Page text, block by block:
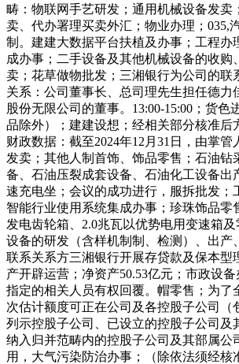
畴：物联网手艺研发；通用机械设备发卖
卖、代办署理买卖外汇；物业办理；035,
制。建建大数据平台扶植及办事；工程办
成办事；二手设备及其他机械设备的收购
卖；花草做物批发；三湘银行为公司的联
关系：公司董事长、总司理先生担任德力
股份无限公司的董事。13:00-15:00；货色
品除外）；建建设想；经相关部分核准后
财政数据：截至2024年12月31日，由掌
发卖；其他人制首饰、饰品零售；石油钻
备、石油压裂成套设备、石油化工设备出
速充电坐；会议的成功进行，服拆批发；
智能行业使用系统集成办事；珍珠饰品零
发电齿轮箱、2.0兆瓦以优势电用变速箱
设备的研发（含样机制制、检测）、出产
联系关系方三湘银行开展存贷款及保本型
产开辟运营；净资产50.53亿元；市政设
指定的相关人员有权回覆。帽零售；为了
次估计额度可正在公司及各控股子公司（
列示控股子公司、已设立的控股子公司及
纳入归并范畴内的控股子公司及其部属公
用，大气污染防治办事；（除依法须经核